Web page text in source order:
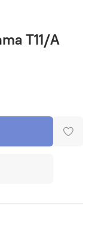
T11/A